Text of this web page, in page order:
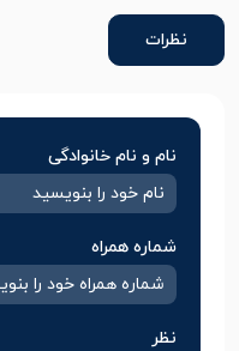
نظرات
نام و نام خانوادگی
شماره همراه
نظر